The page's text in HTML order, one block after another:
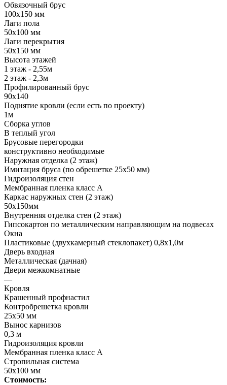
Обвязочный брус
100х150 мм
Лаги пола
50х100 мм
Лаги перекрытия
50х150 мм
Высота этажей
1 этаж - 2,55м
2 этаж - 2,3м
Профилированный брус
90х140
Поднятие кровли (если есть по проекту)
1м
Сборка углов
В теплый угол
Брусовые перегородки
конструктивно необходимые
Наружная отделка (2 этаж)
Имитация бруса (по обрешетке 25х50 мм)
Гидроизоляция стен
Мембранная пленка класс А
Каркас наружных стен (2 этаж)
50х150мм
Внутренняя отделка стен (2 этаж)
Гипсокартон по металлическим направляющим на подвесах
Окна
Пластиковые (двухкамерный стеклопакет) 0,8х1,0м
Дверь входная
Металлическая (дачная)
Двери межкомнатные
—
Кровля
Крашенный профнастил
Контробрешетка кровли
25х50 мм
Вынос карнизов
0,3 м
Гидроизоляция кровли
Мембранная пленка класс А
Стропильная система
50х100 мм
Стоимость: